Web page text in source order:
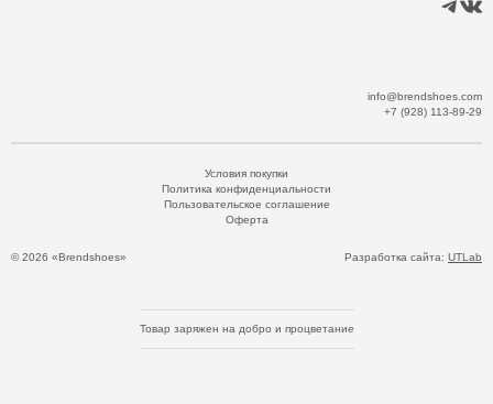
info@brendshoes.com
+7 (928) 113-89-29
© 2026 «Brendshoes»
Условия покупки
Политика конфиденциальности
Пользовательское соглашение
Оферта
Разработка сайта: UTLab
Товар заряжен на добро и процветание